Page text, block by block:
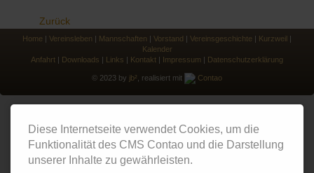
Zurück
Home Vereinsleben Mannschaften Vorstand Vereinsgeschichte Kurzweil
Kalender
Anfahrt
Downloads Links Kontakt Impressum Datenschutzerklärung
© 2023 by jb² , realisiert mit Contao
Diese Internetseite verwendet Cookies, um die
Funktionalität des CMS Contao und die Darstellung
unserer Inhalte zu gewährleisten.